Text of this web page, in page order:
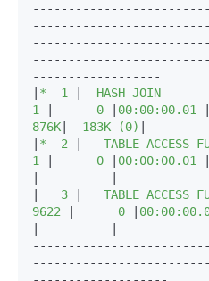
------------------
*  1
HASH
1
      0
00:00:00.01
876K
  183K (0)
*  2
TABLE ACCESS
1
      0
00:00:00.01
   3
TABLE ACCESS
9622
      0